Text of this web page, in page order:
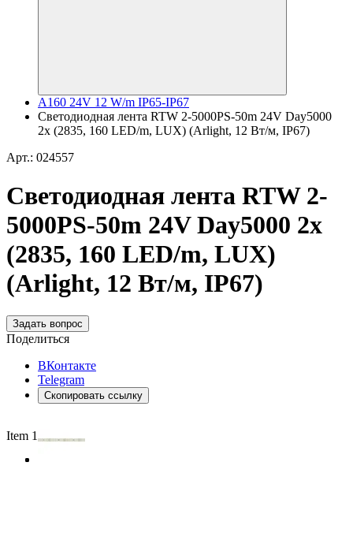
A160 24V 12 W/m IP65-IP67
Светодиодная лента RTW 2-5000PS-50m 24V Day5000
2x (2835, 160 LED/m, LUX) (Arlight, 12 Вт/м, IP67)
Арт.: 024557
Светодиодная лента RTW 2-
5000PS-50m 24V Day5000 2x
(2835, 160 LED/m, LUX)
(Arlight, 12 Вт/м, IP67)
Задать вопрос
Поделиться
ВКонтакте
Telegram
Скопировать ссылку
Item 1 of 3